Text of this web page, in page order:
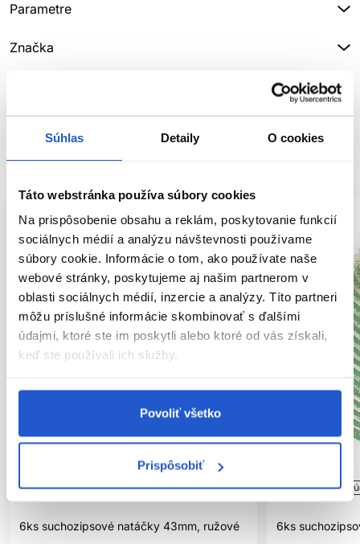
Súhlas Detaily O cookies
Táto webstránka používa súbory cookies
Na prispôsobenie obsahu a reklám, poskytovanie funkcií
sociálnych médií a analýzu návštevnosti používame
súbory cookie. Informácie o tom, ako používate naše
webové stránky, poskytujeme aj našim partnerom v
oblasti sociálnych médií, inzercie a analýzy. Títo partneri
môžu príslušné informácie skombinovať s ďalšími
údajmi, ktoré ste im poskytli alebo ktoré od vás získali,
keď ste používali ich služby.
Povoliť všetko
Prispôsobiť
Parametre
Značka
SÚVISIACE PRODUKTY
Oficiálna distribúcia
6ks suchozipsové natáčky 43mm, ružové
Oficiálna
6ks